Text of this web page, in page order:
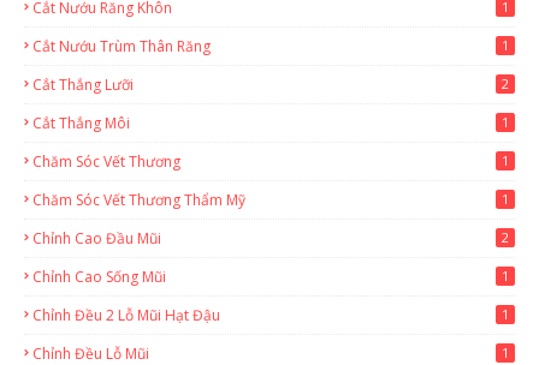
Cắt Nướu Răng Khôn 1
Cắt Nướu Trùm Thân Răng 1
Cắt Thắng Lưỡi 2
Cắt Thắng Môi 1
Chăm Sóc Vết Thương 1
Chăm Sóc Vết Thương Thẩm Mỹ 1
Chỉnh Cao Đầu Mũi 2
Chỉnh Cao Sống Mũi 1
Chỉnh Đều 2 Lỗ Mũi Hạt Đậu 1
Chỉnh Đều Lỗ Mũi 1